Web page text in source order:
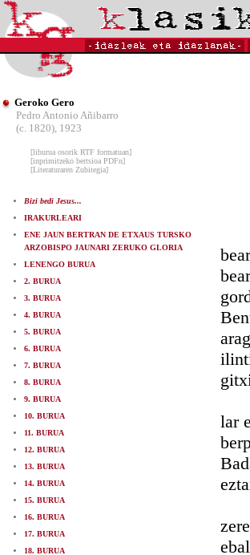
Geroko Gero
Pedro Antonio Añibarro
(c. 1820), 1923
[liburua osorik RTF formatuan]
[inprimitzeko bertsioa PDFn]
[Literaturaren Zubitegia]
Bizi bedi Jesus...
IRAKURLEARI
ENE JAUN BERTRAN DE ETXAUS TURSKO
ARZOBISPO JAUNARI ZERUKO GLORIA
LENENGO BURUA
2. BURUA
3. BURUA
4. BURUA
5. BURUA
6. BURUA
7. BURUA
8. BURUA
9. BURUA
10. BURUA
11. BURUA
12. BURUA
13. BURUA
14. BURUA
15. BURUA
16. BURUA
17. BURUA
18. BURUA
lar